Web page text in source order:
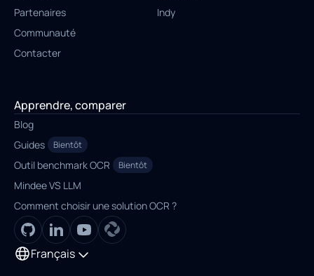
Partenaires
Communauté
Contacter
Indy
Apprendre, comparer
Blog
Guides
Bientôt
Outil benchmark OCR Bientôt
Mindee VS LLM
Comment choisir une solution OCR ?
Français